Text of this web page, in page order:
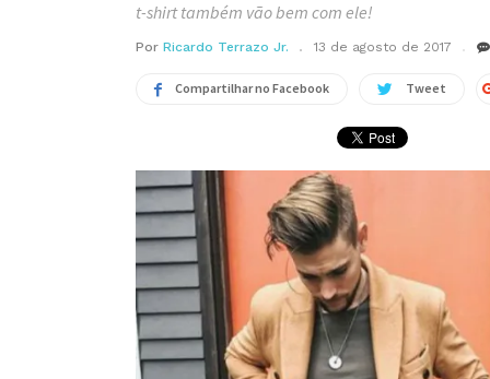
t-shirt também vão bem com ele!
Por Ricardo Terrazo Jr. 13 de agosto de 2017
Compartilhar no Facebook Tweet